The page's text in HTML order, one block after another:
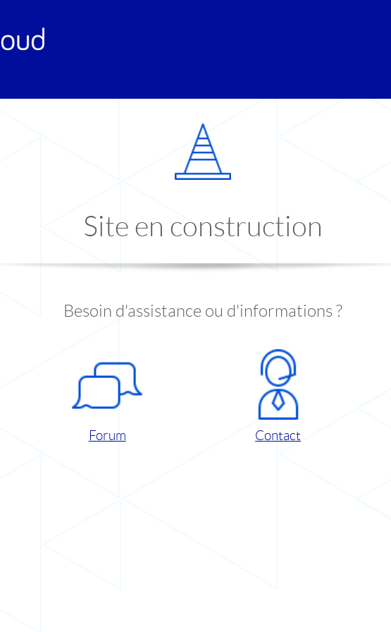
Site en construction
Besoin d'assistance ou d'informations ?
Forum Contact